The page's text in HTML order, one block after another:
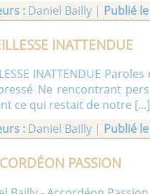
: Daniel Bailly | Publié
INATTENDUE
INATTENDUE
Ne rencontrant
ce qui restait de notre [...]
: Daniel Bailly | Publié
PASSION